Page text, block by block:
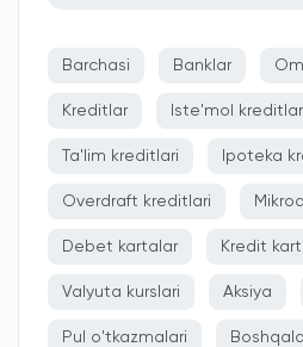
Barchasi Banklar
Kreditlar Iste'mol
Ta'lim kreditlari Ipoteka
Overdraft kreditlari
Debet kartalar Kredit
Valyuta kurslari Aksiya
Pul o'tkazmalari